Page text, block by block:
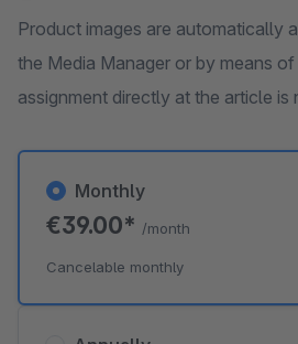
Product images are automatically
the Media Manager or by means
assignment directly at the article is
Monthly
€39.00* /month
Cancelable monthly